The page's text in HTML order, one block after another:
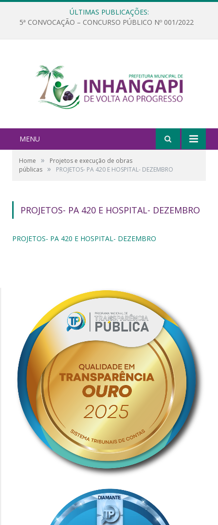
ÚLTIMAS PUBLICAÇÕES:
5ª CONVOCAÇÃO – CONCURSO PÚBLICO Nº 001/2022
MENU
Home »
Projetos e execução de obras
públicas » PROJETOS- PA 420 E HOSPITAL- DEZEMBRO
PROJETOS- PA 420 E HOSPITAL- DEZEMBRO
PROJETOS- PA 420 E HOSPITAL- DEZEMBRO